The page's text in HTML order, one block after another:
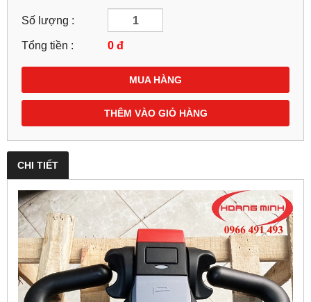
Số lượng :
Tổng tiền : 0 đ
MUA HÀNG
THÊM VÀO GIỎ HÀNG
CHI TIẾT